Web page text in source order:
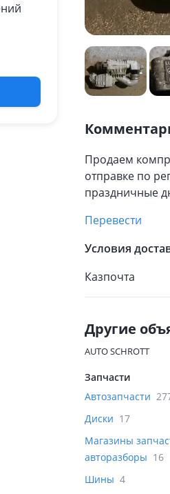
Продаем
отправке по
праздничные
Перевести
Условия
Казпочта
Другие
AUTO SCHROTT
Запчасти
Автозапчасти
Диски 17
Магазины
авторазборы 16
Шины 4